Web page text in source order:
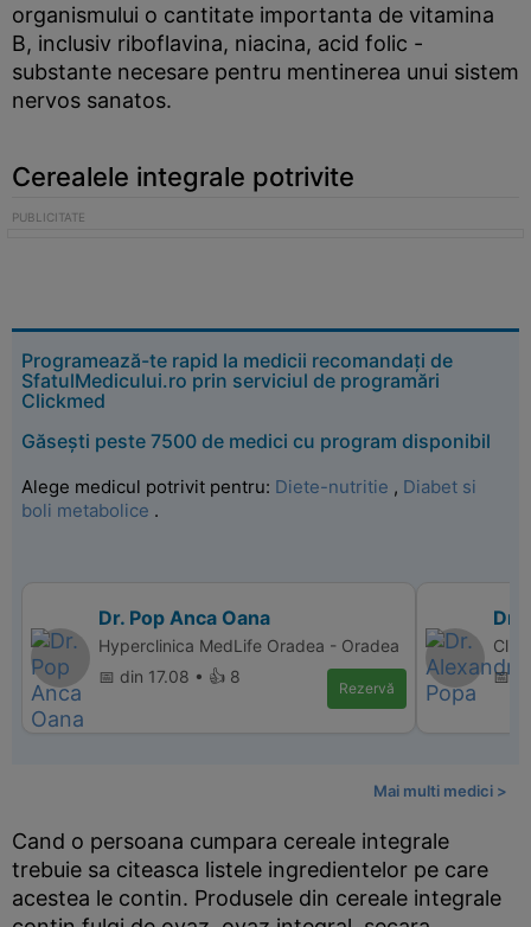
organismului o cantitate importanta de vitamina
B, inclusiv riboflavina, niacina, acid folic -
substante necesare pentru mentinerea unui sistem
nervos sanatos.
Cerealele integrale potrivite
Programează-te rapid la medicii recomandați de
SfatulMedicului.ro prin serviciul de programări
Clickmed
Găsești peste 7500 de medici cu program disponibil
Alege medicul potrivit pentru: Diete-nutritie , Diabet si
boli metabolice .
Dr. Pop Anca Oana
Hyperclinica MedLife Oradea - Oradea
📅 din 17.08 • 👍 8
Rezervă
Dr.
📅
Mai multi medici >
Cand o persoana cumpara cereale integrale
trebuie sa citeasca listele ingredientelor pe care
acestea le contin. Produsele din cereale integrale